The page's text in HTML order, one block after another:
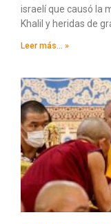
israelí que causó la
Khalil y heridas de
Leer más... »